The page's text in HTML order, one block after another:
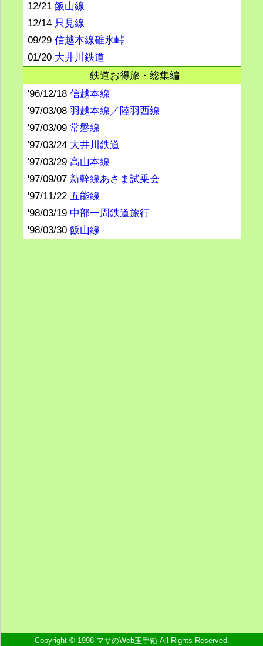
12/21飯山線
12/14 只見線
09/29信越本線碓氷峠
01/20 大井川鉄道
鉄道お得旅・総集編
'96/12/18信越本線
'97/03/08羽越本線／陸羽西線
'97/03/09常磐線
'97/03/24 大井川鉄道
'97/03/29高山本線
'97/09/07 新幹線あさま試乗会
'97/11/22五能線
'98/03/19 中部一周鉄道旅行
'98/03/30飯山線
Copyright © 1998 マサのWeb玉手箱 All Rights Reserved.